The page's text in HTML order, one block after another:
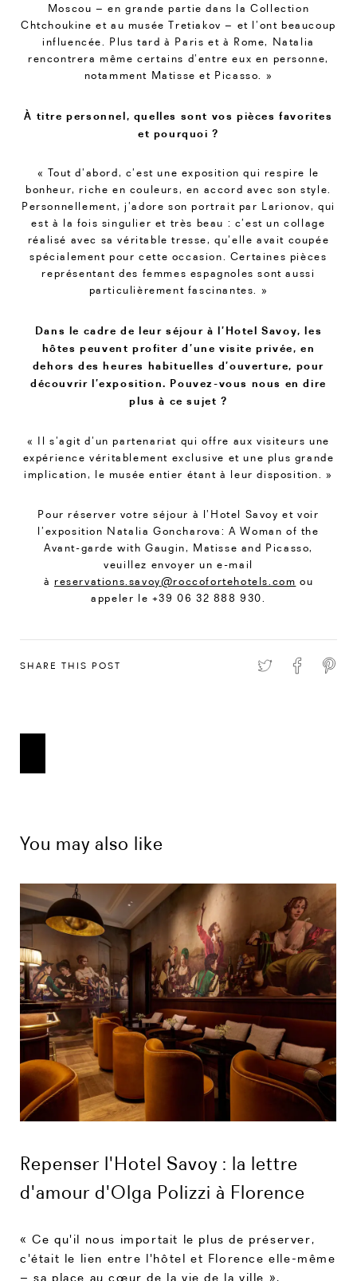
Moscou – en grande partie dans la Collection
Chtchoukine et au musée Tretiakov – et l’ont beaucoup
influencée. Plus tard à Paris et à Rome, Natalia
rencontrera même certains d’entre eux en personne,
notamment Matisse et Picasso. »
À titre personnel, quelles sont vos pièces favorites
et pourquoi ?
« Tout d’abord, c’est une exposition qui respire le
bonheur, riche en couleurs, en accord avec son style.
Personnellement, j’adore son portrait par Larionov, qui
est à la fois singulier et très beau : c’est un collage
réalisé avec sa véritable tresse, qu’elle avait coupée
spécialement pour cette occasion. Certaines pièces
représentant des femmes espagnoles sont aussi
particulièrement fascinantes. »
Dans le cadre de leur séjour à l’Hotel Savoy, les
hôtes peuvent profiter d’une visite privée, en
dehors des heures habituelles d’ouverture, pour
découvrir l’exposition. Pouvez-vous nous en dire
plus à ce sujet ?
« Il s’agit d’un partenariat qui offre aux visiteurs une
expérience véritablement exclusive et une plus grande
implication, le musée entier étant à leur disposition. »
Pour réserver votre séjour à l’Hotel Savoy et voir
l’exposition Natalia Goncharova: A Woman of the
Avant-garde with Gaugin, Matisse and Picasso,
veuillez envoyer un e-mail
à reservations.savoy@roccofortehotels.com ou
appeler le +39 06 32 888 930.
SHARE THIS POST
You may also like
Repenser l'Hotel Savoy : la lettre
d'amour d'Olga Polizzi à Florence
« Ce qu'il nous importait le plus de préserver,
c'était le lien entre l'hôtel et Florence elle-même
– sa place au cœur de la vie de la ville »,